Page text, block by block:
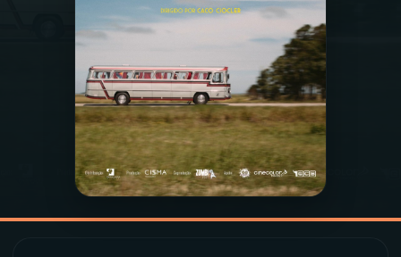
VIDEOCASTS
ÚLTIMAS
PRÊMIO RÁDIO MEC
ACOMPANHE A RÁDIO MEC